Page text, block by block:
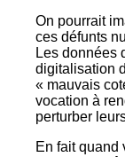
On pourrait
ces défunts
Les données
digitalisation
« mauvais
vocation à
perturber
En fait quand